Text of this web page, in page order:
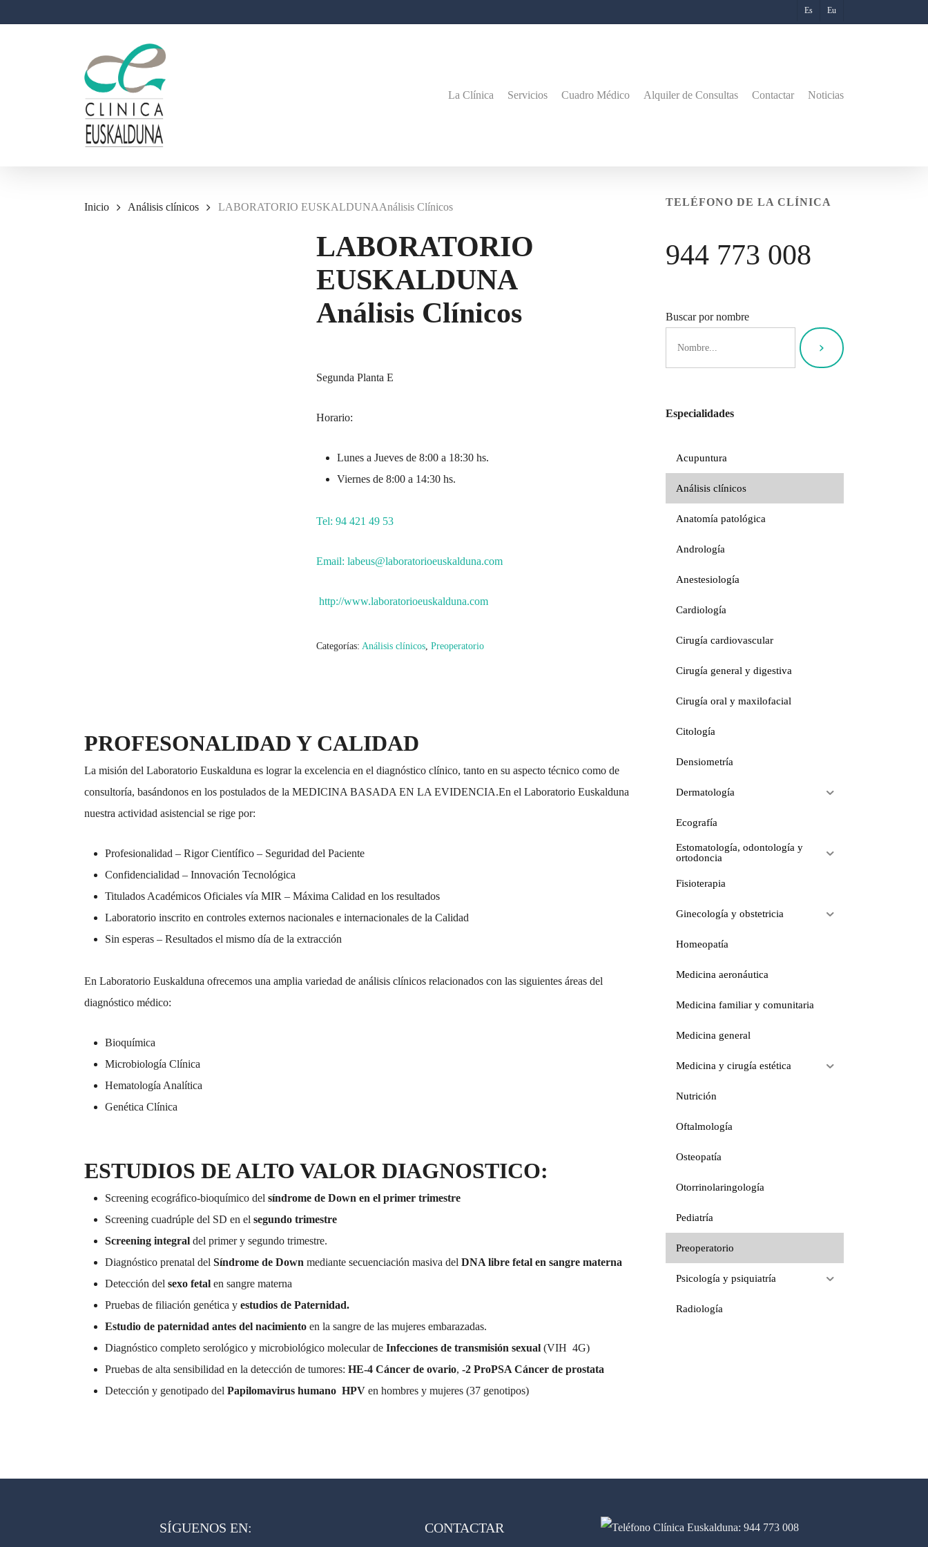
Es Eu
La Clínica Servicios Cuadro Médico Alquiler de Consultas Contactar Noticias
Inicio Análisis clínicos LABORATORIO EUSKALDUNAAnálisis Clínicos
LABORATORIO
EUSKALDUNA
Análisis Clínicos
Segunda Planta E
Horario:
Lunes a Jueves de 8:00 a 18:30 hs.
Viernes de 8:00 a 14:30 hs.
Tel: 94 421 49 53
Email: labeus@laboratorioeuskalduna.com
http://www.laboratorioeuskalduna.com
Categorías: Análisis clínicos, Preoperatorio
PROFESONALIDAD Y CALIDAD
La misión del Laboratorio Euskalduna es lograr la excelencia en el diagnóstico clínico, tanto en su aspecto técnico como de
consultoría, basándonos en los postulados de la MEDICINA BASADA EN LA EVIDENCIA.En el Laboratorio Euskalduna
nuestra actividad asistencial se rige por:
Profesionalidad – Rigor Científico – Seguridad del Paciente
Confidencialidad – Innovación Tecnológica
Titulados Académicos Oficiales vía MIR – Máxima Calidad en los resultados
Laboratorio inscrito en controles externos nacionales e internacionales de la Calidad
Sin esperas – Resultados el mismo día de la extracción
En Laboratorio Euskalduna ofrecemos una amplia variedad de análisis clínicos relacionados con las siguientes áreas del
diagnóstico médico:
Bioquímica
Microbiología Clínica
Hematología Analítica
Genética Clínica
ESTUDIOS DE ALTO VALOR DIAGNOSTICO:
Screening ecográfico-bioquímico del síndrome de Down en el primer trimestre
Screening cuadrúple del SD en el segundo trimestre
Screening integral del primer y segundo trimestre.
Diagnóstico prenatal del Síndrome de Down mediante secuenciación masiva del DNA libre fetal en sangre materna
Detección del sexo fetal en sangre materna
Pruebas de filiación genética y estudios de Paternidad.
Estudio de paternidad antes del nacimiento en la sangre de las mujeres embarazadas.
Diagnóstico completo serológico y microbiológico molecular de Infecciones de transmisión sexual (VIH 4G)
Pruebas de alta sensibilidad en la detección de tumores: HE-4 Cáncer de ovario, -2 ProPSA Cáncer de prostata
Detección y genotipado del Papilomavirus humano HPV en hombres y mujeres (37 genotipos)
TELÉFONO DE LA CLÍNICA
944 773 008
Buscar por nombre
Especialidades
Acupuntura
Análisis clínicos
Anatomía patológica
Andrología
Anestesiología
Cardiología
Cirugía cardiovascular
Cirugía general y digestiva
Cirugía oral y maxilofacial
Citología
Densiometría
Dermatología
Ecografía
Estomatología, odontología y
ortodoncia
Fisioterapia
Ginecología y obstetricia
Homeopatía
Medicina aeronáutica
Medicina familiar y comunitaria
Medicina general
Medicina y cirugía estética
Nutrición
Oftalmología
Osteopatía
Otorrinolaringología
Pediatría
Preoperatorio
Psicología y psiquiatría
Radiología
SÍGUENOS EN: CONTACTAR